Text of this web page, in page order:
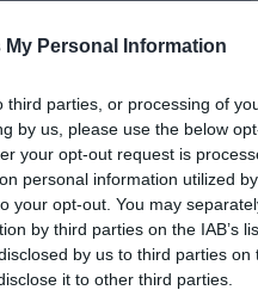
My Personal Information
parties, or processing of
by us, please use the below
your opt-out request is
personal information utilized
your opt-out. You may
by third parties on the IAB’s
by us to third parties on
it to other third parties.